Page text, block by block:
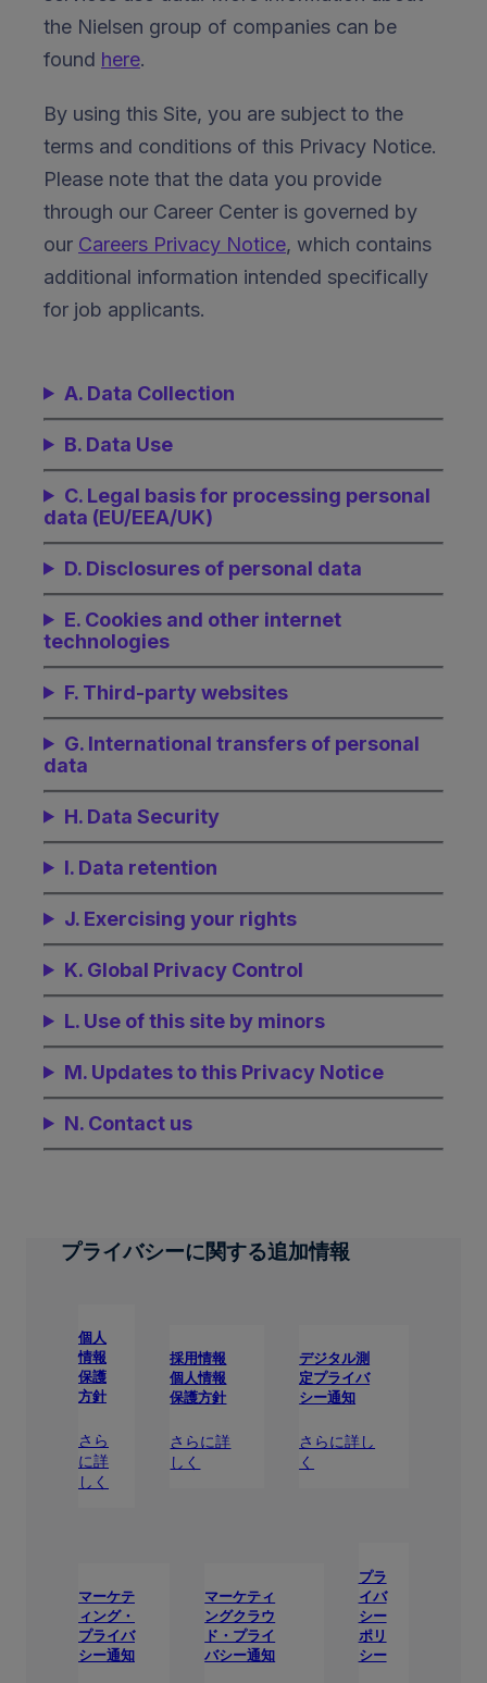
the Nielsen group of companies can be
found here.
By using this Site, you are subject to the
terms and conditions of this Privacy Notice.
Please note that the data you provide
through our Career Center is governed by
our Careers Privacy Notice, which contains
additional information intended specifically
for job applicants.
A. Data Collection
B. Data Use
C. Legal basis for processing personal
data (EU/EEA/UK)
D. Disclosures of personal data
E. Cookies and other internet
technologies
F. Third-party websites
G. International transfers of personal
data
H. Data Security
I. Data retention
J. Exercising your rights
K. Global Privacy Control
L. Use of this site by minors
M. Updates to this Privacy Notice
N. Contact us
プライバシーに関する追加情報
個人
情報
保護
方針
さら
に詳
しく
採用情報
個人情報
保護方針
さらに詳
しく
デジタル測
定プライバ
シー通知
さらに詳し
く
マーケテ
ィング・
プライバ
シー通知
マーケティ
ングクラウ
ド・プライ
バシー通知
プラ
イバ
シー
ポリ
シー